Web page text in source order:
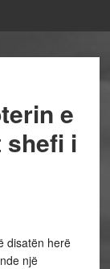
e
shefi i
disatën herë
një